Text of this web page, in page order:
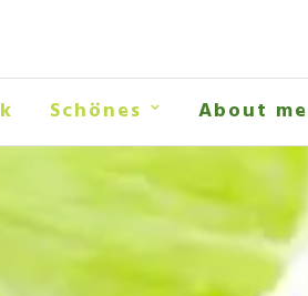
Schönes About me